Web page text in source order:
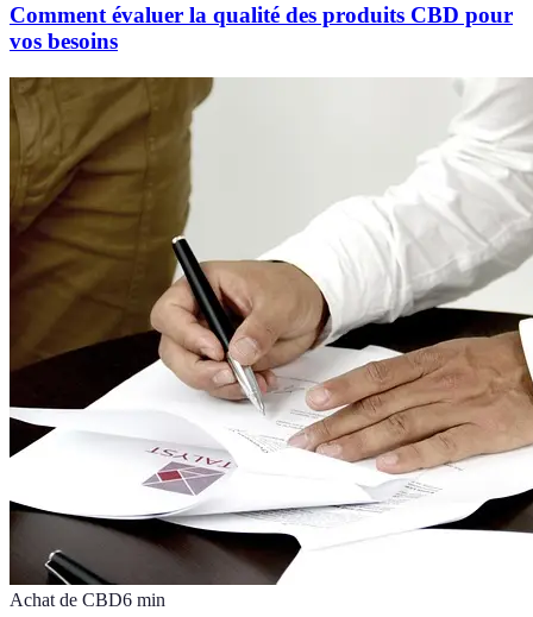
Comment évaluer la qualité des produits CBD pour
vos besoins
Achat de CBD6 min